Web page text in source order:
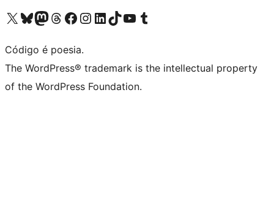
Acessar nossa conta do X (antigo Twitter)
Acessar nossa conta do Bluesky
Acessar nossa conta do Mastodon
Acessar nossa conta do Threads
Acessar nossa página do Facebook
Acessar nossa conta do Instagram
Acessar nossa conta do LinkedIn
Acessar nossa conta do TikTok
Acessar nosso canal do YouTube
Acessar nossa conta no Tumblr
Código é poesia.
The WordPress® trademark is the intellectual property
of the WordPress Foundation.